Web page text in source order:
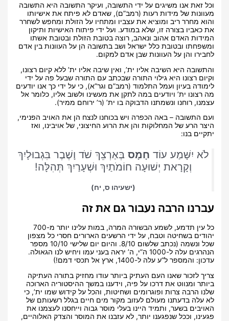
וכל זאת אנו משיגים על ידי התשובה, ועיקר התשובה היא התשובה
מעוונות של מידות רעות (רמב”ם), שאדם לא פיתח את אישיותו
והוא מחרר ריב ומוציא את עצביו ומתחיו על הזולת ומחפש לשחרר
את כאביו בצורה זו, שלא במודע. ועל ידי פיתוח האישיות ותיקון
המידות האדם אהוב ונאהב, רוצה בטובת הזולת ובטובת אשתו
ומשפחתו ובטובת כלל ישראל ושב בתשובה הן על העוונות בין אדם
לחבירו והן על העוונות שבן אדם למקום.
והתשובה היא השיבה אליו ית’, ואין שיבה אליו ית’ ללא קיום רצונו,
וקיום רצונו היא גילוי התורה שבכתב עם התורה שבעל פה על ידי
לימודה בעיון ועמל התלמוד (רמב”ם וגר”א), כי על ידי כך אנו יודעים
מה רצונו ית’ ויודעים במה לתקן את מעשינו ולשוב אליו, כלומר אל
עצמנו, רוחנו ונשמתנו הדבוקה בו ית’ (ר’ ירוחם ממיר).
ועם התשובה – באה הכפרה ויש בכוחנו לנצח הן את האויב הפנימי,
היצר הרע של המחלוקות והן את הרוע החיצוני, של אויבינו, ואז
יתקיים בנו:
לֹא יִשָּׁמַע עוֹד חָמָס בְּאַרְצֵךְ שֹׁד וָשֶׁבֶר בִּגְבוּלָיִךְ
וְקָרָאת יְשׁוּעָה חוֹמֹתַיִךְ וּשְׁעָרַיִךְ תְּהִלָּה!
(ישעיהו ס, יח)
עברנו הרבה נעבור גם את זה
כל עין תדמע, לשמע הבשורה המרה, במות עלינו יותר מ-700
יהודים בשחיטה וטבח, על ידי הרשעים הארורים חסרי כל מצפון
שכל ונשמה (נכתב שלשום 8/10. והיום יום שלישי 10/10 מספר
הנהרגים עלה ל-1000 ה”י, ה’ יראה בעני עמו ויחיש לנו הגאולה.
עדכון: והמספר ל”ע עלה ל-1400, ארץ אל תכסי דמם!)
צריך לזכור שאנו העם העתיק ביותר עודו מחזיק בתורה העתיקה
ביותר ומנווט את דרכו על פיה, וידענו במשך ההיסטוריה הארוכה
שלנו הרבה צרות ופוגרומים ושחיטות, והכל על קידוש שמו ית’, כי
לא עלה בדעתנו מעולם לעזוב מקור מים חיים בגלל רשעותם של
האויבים בשער, ותמיד היינו בעלי מוסר גבוה וייחסנו לעצמנו את
פגעינו, וככל שנפגענו יותר, לא עזבנו את המוסר והצדק האלוהיים,